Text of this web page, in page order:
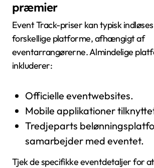
præmier
Event Track-priser kan typisk
forskellige platforme, afhængigt af
eventarrangørerne. Almindelige
inkluderer:
Officielle eventwebsites.
Mobile applikationer
Tredjeparts
samarbejder med eventet.
Tjek de specifikke eventdetaljer for